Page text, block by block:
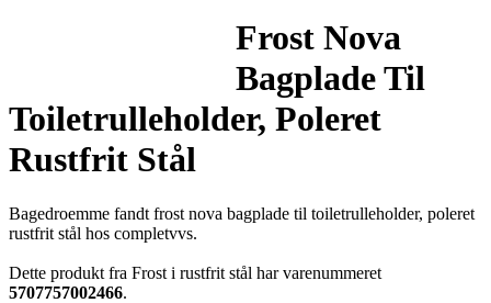
Frost Nova
Bagplade Til
Toiletrulleholder, Poleret
Rustfrit Stål
Bagedroemme fandt frost nova bagplade til toiletrulleholder, poleret
rustfrit stål hos completvvs.
Dette produkt fra Frost i rustfrit stål har varenummeret
5707757002466.